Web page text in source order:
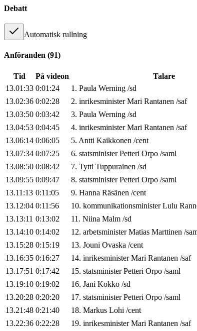
Debatt
Automatisk rullning
Anföranden (91)
Tid På videon Talare
13.01:33 0:01:24 1. Paula Werning /sd
13.02:36 0:02:28 2. inrikesminister Mari Rantanen /saf
13.03:50 0:03:42 3. Paula Werning /sd
13.04:53 0:04:45 4. inrikesminister Mari Rantanen /saf
13.06:14 0:06:05 5. Antti Kaikkonen /cent
13.07:34 0:07:25 6. statsminister Petteri Orpo /saml
13.08:50 0:08:42 7. Tytti Tuppurainen /sd
13.09:55 0:09:47 8. statsminister Petteri Orpo /saml
13.11:13 0:11:05 9. Hanna Räsänen /cent
13.12:04 0:11:56 10. kommunikationsminister Lulu
13.13:11 0:13:02 11. Niina Malm /sd
13.14:10 0:14:02 12. arbetsminister Matias Marttinen /
13.15:28 0:15:19 13. Jouni Ovaska /cent
13.16:35 0:16:27 14. inrikesminister Mari Rantanen /saf
13.17:51 0:17:42 15. statsminister Petteri Orpo /saml
13.19:10 0:19:02 16. Jani Kokko /sd
13.20:28 0:20:20 17. statsminister Petteri Orpo /saml
13.21:48 0:21:40 18. Markus Lohi /cent
13.22:36 0:22:28 19. inrikesminister Mari Rantanen /saf